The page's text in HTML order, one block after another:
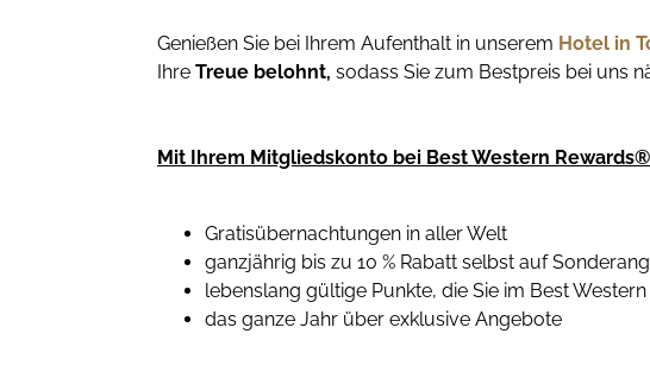
Genießen Sie bei Ihrem Aufenthalt in unserem Hotel in
Ihre Treue belohnt, sodass Sie zum Bestpreis bei uns
Mit Ihrem Mitgliedskonto bei Best Western
Gratisübernachtungen in aller Welt
ganzjährig bis zu 10 % Rabatt selbst auf
lebenslang gültige Punkte, die Sie im Best
das ganze Jahr über exklusive Angebote